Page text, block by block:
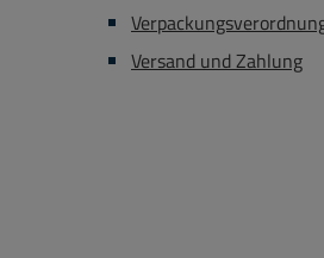
Versand und Zahlung